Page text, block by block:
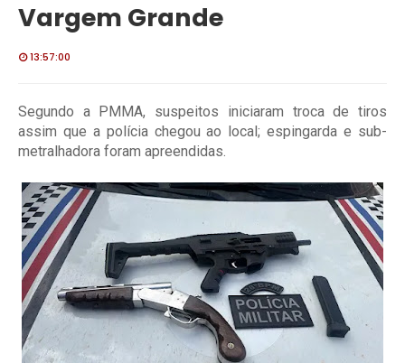
Vargem Grande
13:57:00
Segundo a PMMA, suspeitos iniciaram troca de tiros
assim que a polícia chegou ao local; espingarda e sub-
metralhadora foram apreendidas.